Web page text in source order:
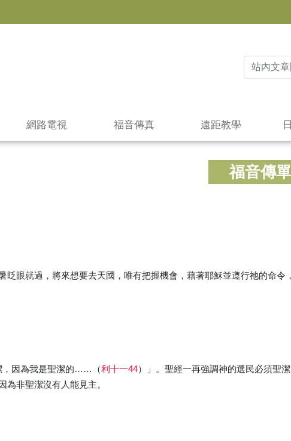
網路電視 福音傳真 遠距教學
福音傳單
眼就過，將來想要去天國，唯有把握機會，藉著耶穌並遵行祂的命令
，因為我是聖潔的……（利十一44）」。聖經一再強調神的選民必須聖
為非聖潔沒有人能見主。